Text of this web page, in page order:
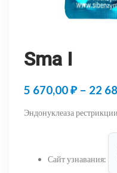
Sma I
5 670,00₽ – 22
Эндонуклеаза
Сайт узнавания: